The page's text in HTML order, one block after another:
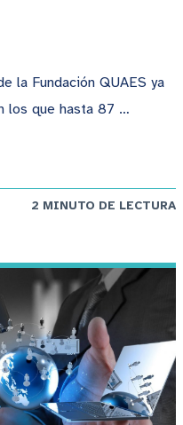
la Fundación QUAES ya
los que hasta 87 …
2 MINUTO DE LECTURA